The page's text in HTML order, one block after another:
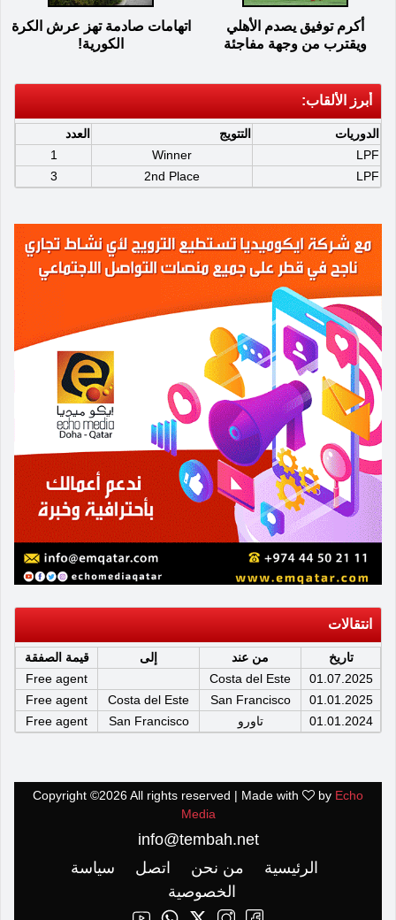
أكرم توفيق يصدم الأهلي
ويقترب من وجهة مفاجئة
اتهامات صادمة تهز عرش الكرة
الكورية!
أبرز الألقاب:
الدوريات التتويج
العدد
LPF
Winner
1
LPF
2nd Place
3
انتقالات
تاريخ من عند إلى
قيمة الصفقة
01.07.2025
Costa del Este
Free agent
01.01.2025
San Francisco
Costa del Este
Free agent
01.01.2024
تاورو San Francisco
Free agent
Copyright ©2026 All rights reserved | Made with by Echo
Media
info@tembah.net
الرئيسية
من نحن اتصل
سياسة
الخصوصية